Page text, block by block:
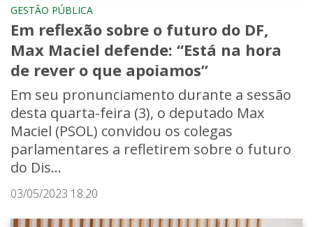
GESTÃO PÚBLICA
Em reflexão sobre o futuro do DF,
Max Maciel defende: “Está na hora
de rever o que apoiamos”
Em seu pronunciamento durante a sessão
desta quarta-feira (3), o deputado Max
Maciel (PSOL) convidou os colegas
parlamentares a refletirem sobre o futuro
do Dis...
03/05/2023 18:20